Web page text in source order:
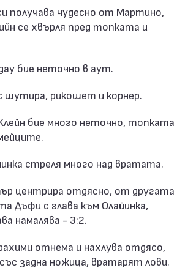
получава чудесно от Мартино,
се хвърля пред топката и
бие неточно в аут.
рикошет и корнер.
бие много неточно, топката
стреля много над вратата.
центрира отдясно, от другата
Дъфи с глава към Олайинка,
намалява - 3:2.
отнема и нахлува отдясо,
задна ножица, вратарят лови.